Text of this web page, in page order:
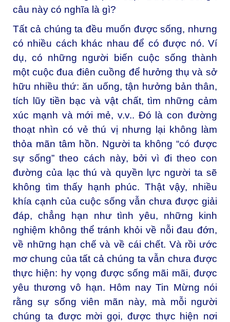
câu này có nghĩa là gì?
Tất cả chúng ta đều muốn được sống, nhưng
có nhiều cách khác nhau để có được nó. Ví
dụ, có những người biến cuộc sống thành
một cuộc đua điên cuồng để hưởng thụ và sở
hữu nhiều thứ: ăn uống, tận hưởng bản thân,
tích lũy tiền bạc và vật chất, tìm những cảm
xúc mạnh và mới mẻ, v.v.. Đó là con đường
thoạt nhìn có vẻ thú vị nhưng lại không làm
thỏa mãn tâm hồn. Người ta không “có được
sự sống” theo cách này, bởi vì đi theo con
đường của lạc thú và quyền lực người ta sẽ
không tìm thấy hạnh phúc. Thật vậy, nhiều
khía cạnh của cuộc sống vẫn chưa được giải
đáp, chẳng hạn như tình yêu, những kinh
nghiệm không thể tránh khỏi về nỗi đau đớn,
về những hạn chế và về cái chết. Và rồi ước
mơ chung của tất cả chúng ta vẫn chưa được
thực hiện: hy vọng được sống mãi mãi, được
yêu thương vô hạn. Hôm nay Tin Mừng nói
rằng sự sống viên mãn này, mà mỗi người
chúng ta được mời gọi, được thực hiện nơi